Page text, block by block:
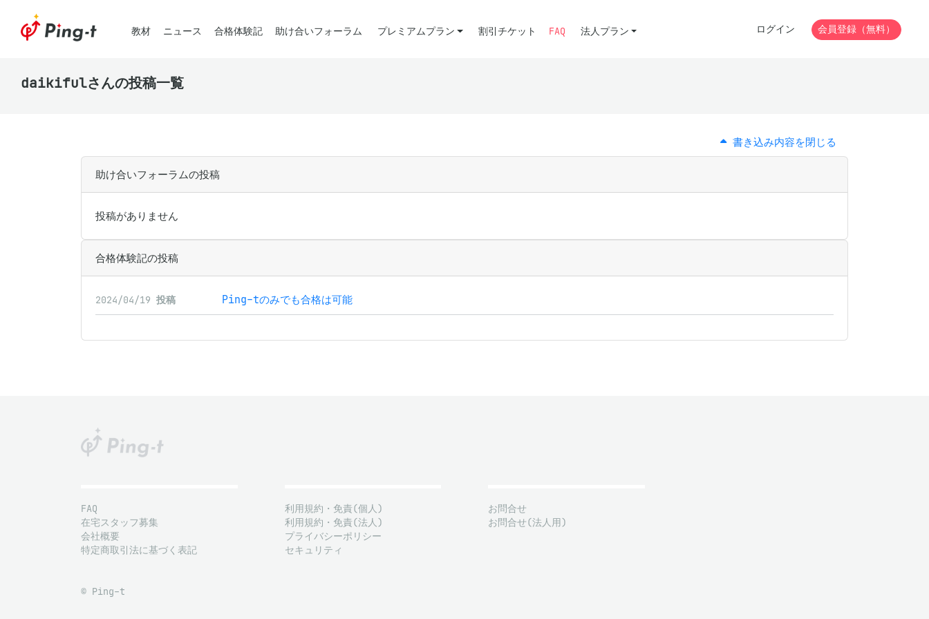
教材 ニュース 合格体験記 助け合いフォーラム プレミアムプラン 割引チケット FAQ 法人プラン ログイン 会員登録（無料）
daikifulさんの投稿一覧
書き込み内容を閉じる
助け合いフォーラムの投稿
投稿がありません
合格体験記の投稿
2024/04/19 投稿 Ping-tのみでも合格は可能
FAQ
在宅スタッフ募集
会社概要
特定商取引法に基づく表記
利用規約・免責(個人)
利用規約・免責(法人)
プライバシーポリシー
セキュリティ
お問合せ
お問合せ(法人用)
© Ping-t